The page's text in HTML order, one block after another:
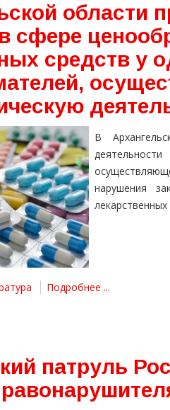
области
сфере
средств у
В
нарушения
лекарственных
Подробнее ...
патруль